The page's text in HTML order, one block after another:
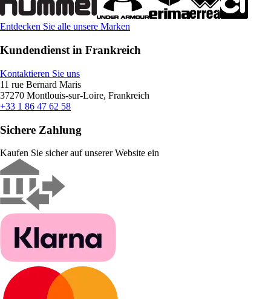
Entdecken Sie alle unsere Marken
Kundendienst in Frankreich
Kontaktieren Sie uns
11 rue Bernard Maris
37270 Montlouis-sur-Loire, Frankreich
+33 1 86 47 62 58
Sichere Zahlung
Kaufen Sie sicher auf unserer Website ein